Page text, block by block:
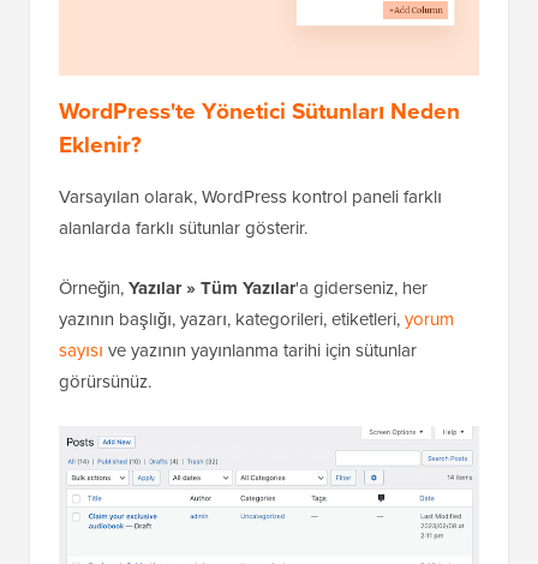
WordPress'te Yönetici Sütunları Neden
Eklenir?
Varsayılan olarak, WordPress kontrol paneli farklı
alanlarda farklı sütunlar gösterir.
Örneğin,Yazılar»Tüm Yazılar'a giderseniz, her
yazının başlığı, yazarı, kategorileri, etiketleri,yorum
sayısı ve yazının yayınlanma tarihi için sütunlar
görürsünüz.